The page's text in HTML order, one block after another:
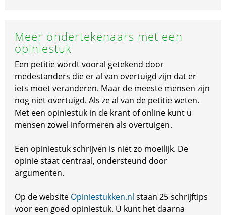
Meer ondertekenaars met een
opiniestuk
Een petitie wordt vooral getekend door
medestanders die er al van overtuigd zijn dat er
iets moet veranderen. Maar de meeste mensen zijn
nog niet overtuigd. Als ze al van de petitie weten.
Met een opiniestuk in de krant of online kunt u
mensen zowel informeren als overtuigen.
Een opiniestuk schrijven is niet zo moeilijk. De
opinie staat centraal, ondersteund door
argumenten.
Op de website Opiniestukken.nl staan 25 schrijftips
voor een goed opiniestuk. U kunt het daarna